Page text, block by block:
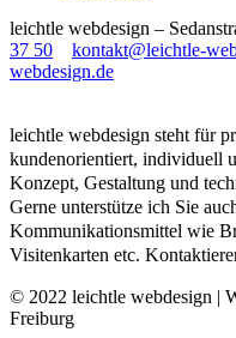
leichtle webdesign –
37 50
kontakt@leichtle-
webdesign.de
leichtle webdesign steht für
kundenorientiert, individuell
Konzept, Gestaltung und
Gerne unterstütze ich Sie
Kommunikationsmittel wie
Visitenkarten etc.
© 2022 leichtle webdesign |
Freiburg